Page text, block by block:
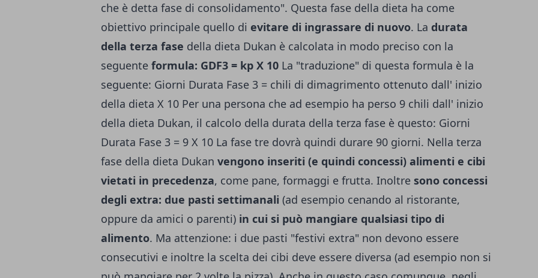
che è detta fase di consolidamento". Questa fase della dieta ha come
obiettivo principale quello di evitare di ingrassare di nuovo. La durata
della terza fase della dieta Dukan è calcolata in modo preciso con la
seguente formula: GDF3 = kp X 10 La "traduzione" di questa formula è la
seguente: Giorni Durata Fase 3 = chili di dimagrimento ottenuto dall' inizio
della dieta X 10 Per una persona che ad esempio ha perso 9 chili dall' inizio
della dieta Dukan, il calcolo della durata della terza fase è questo: Giorni
Durata Fase 3 = 9 X 10 La fase tre dovrà quindi durare 90 giorni. Nella terza
fase della dieta Dukan vengono inseriti (e quindi concessi) alimenti e cibi
vietati in precedenza, come pane, formaggi e frutta. Inoltre sono concessi
degli extra: due pasti settimanali (ad esempio cenando al ristorante,
oppure da amici o parenti) in cui si può mangiare qualsiasi tipo di
alimento. Ma attenzione: i due pasti "festivi extra" non devono essere
consecutivi e inoltre la scelta dei cibi deve essere diversa (ad esempio non si